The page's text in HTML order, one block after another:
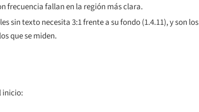
frecuencia fallan en la región más clara.
sin texto necesita 3:1 frente a su fondo (1.4.11), y son los
que se miden.
inicio: